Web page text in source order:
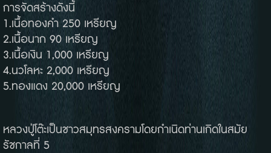
การจัดสร้างดังนี้
1.เนื้อทองคำ250 เหรียญ
2.เนื้อนาก 90เหรียญ
3.เนื้อเงิน 1,000 เหรียญ
4.นวโลหะ2,000 เหรียญ
5.ทองแดง 20,000 เหรียญ
หลวงปู่โต๊ะเป็นชาวสมุทรสงครามโดยกำเนิดท่านเกิดในสมัย
รัชกาลที่ 5